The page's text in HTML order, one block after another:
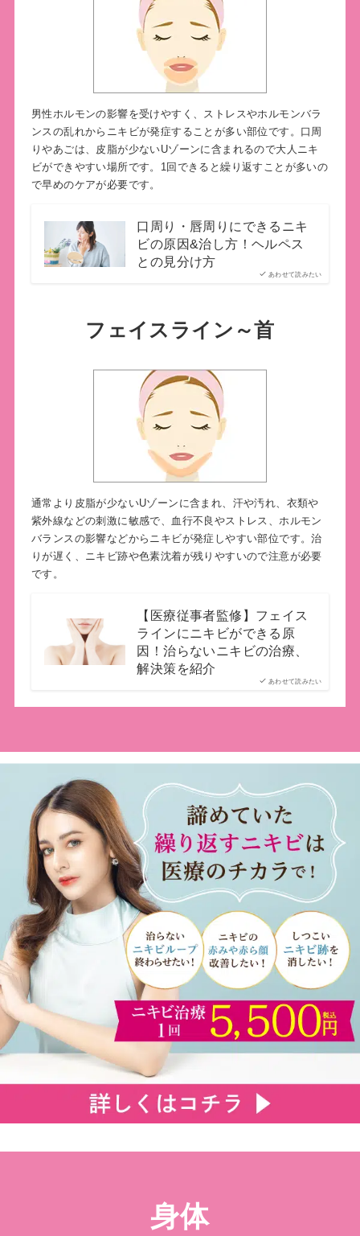
男性ホルモンの影響を受けやすく、ストレスやホルモンバラ
ンスの乱れからニキビが発症することが多い部位です。口周
りやあごは、皮脂が少ないUゾーンに含まれるので大人ニキ
ビができやすい場所です。1回できると繰り返すことが多いの
で早めのケアが必要です。
あわせて読みたい
口周り・唇周りにできるニキ
ビの原因&治し方！ヘルペス
との見分け方
フェイスライン～首
通常より皮脂が少ないUゾーンに含まれ、汗や汚れ、衣類や
紫外線などの刺激に敏感で、血行不良やストレス、ホルモン
バランスの影響などからニキビが発症しやすい部位です。治
りが遅く、ニキビ跡や色素沈着が残りやすいので注意が必要
です。
あわせて読みたい
【医療従事者監修】フェイス
ラインにニキビができる原
因！治らないニキビの治療、
解決策を紹介
身体